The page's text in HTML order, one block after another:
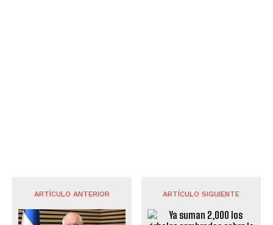
ARTÍCULO ANTERIOR ARTÍCULO SIGUIENTE